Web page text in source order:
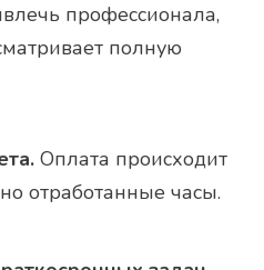
профессионала,
полную
Оплата происходит
отработанные часы.